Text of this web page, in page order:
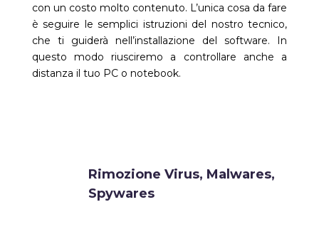
con un costo molto contenuto. L’unica cosa da fare
è seguire le semplici istruzioni del nostro tecnico,
che ti guiderà nell’installazione del software. In
questo modo riusciremo a controllare anche a
distanza il tuo PC o notebook.
Rimozione Virus, Malwares,
Spywares